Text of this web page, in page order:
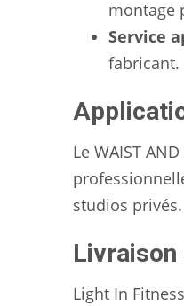
montage
Service
fabricant.
Le WAIST
studios
Livraison
Light In